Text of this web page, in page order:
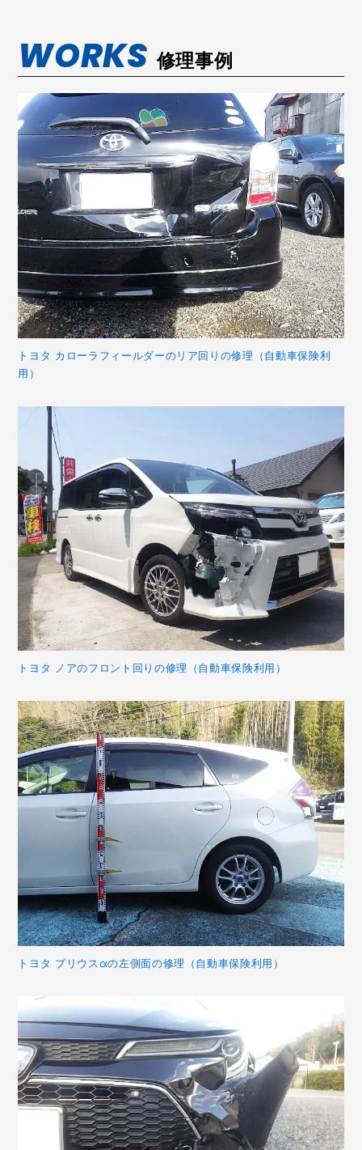
WORKS 修理事例
トヨタ カローラフィールダーのリア回りの修理（自動車保険利
用）
トヨタ ノアのフロント回りの修理（自動車保険利用）
トヨタ プリウスαの左側面の修理（自動車保険利用）